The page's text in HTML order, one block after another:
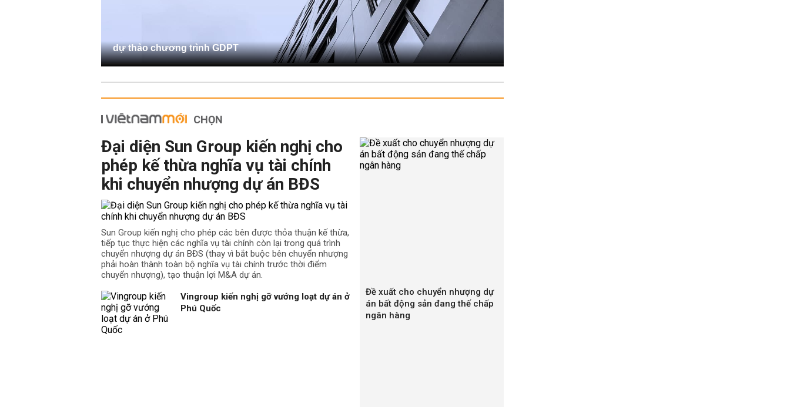
dự thảo chương trình GDPT
CHỌN
Đại diện Sun Group kiến nghị cho
phép kế thừa nghĩa vụ tài chính
khi chuyển nhượng dự án BĐS
Sun Group kiến nghị cho phép các bên được thỏa thuận kế thừa,
tiếp tục thực hiện các nghĩa vụ tài chính còn lại trong quá trình
chuyển nhượng dự án BĐS (thay vì bắt buộc bên chuyển nhượng
phải hoàn thành toàn bộ nghĩa vụ tài chính trước thời điểm
chuyển nhượng), tạo thuận lợi M&A dự án.
Vingroup kiến nghị gỡ vướng loạt dự án ở
Phú Quốc
Đề xuất cho chuyển nhượng dự
án bất động sản đang thế chấp
ngân hàng